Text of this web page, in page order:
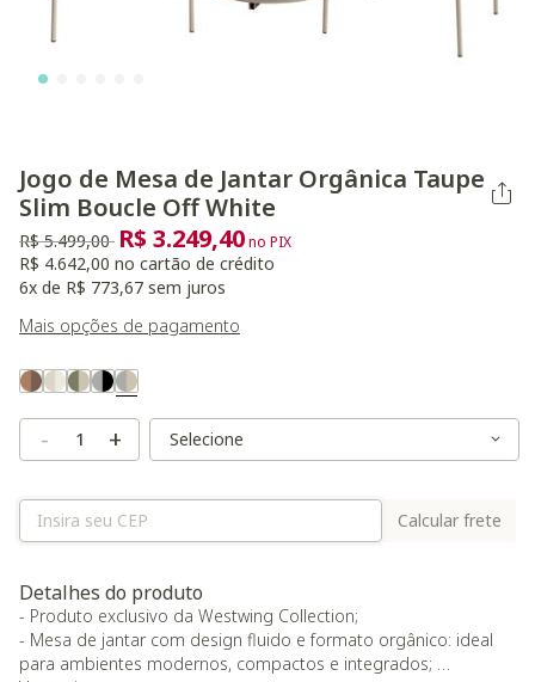
Jogo de Mesa de Jantar Orgânica Taupe
Slim Boucle Off White
Preço reduzido de
R$ 5.499,00 para
R$ 3.249,40no PIX
R$ 4.642,00 no cartão de crédito
6x de R$ 773,67 sem juros
Mais opções de pagamento
Variant Real Color
Selected
- + Variant Size
Variant Size
Calcular frete
Detalhes do produto
- Produto exclusivo da Westwing Collection;
- Mesa de jantar com design fluido e formato orgânico: ideal
para ambientes modernos, compactos e integrados;